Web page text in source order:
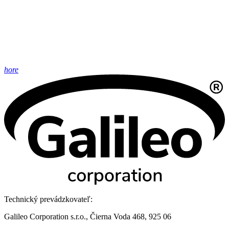
hore
Technický prevádzkovateľ:
Galileo Corporation s.r.o., Čierna Voda 468, 925 06